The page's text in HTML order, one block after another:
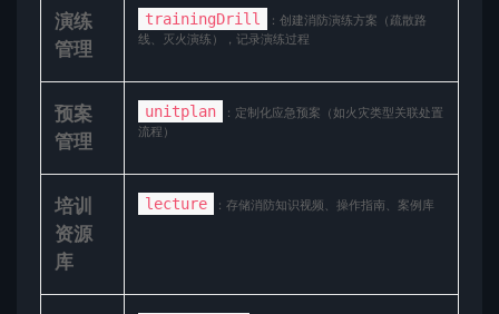
​演练
管理​
trainingDrill
：创建消防演练方案（疏散路
线、灭火演练），记录演练过程
​预案
管理​
unitplan
：定制化应急预案（如火灾类型关联处置
流程）
​培训
资源
库​
lecture ：存储消防知识视频、操作指南、案例库